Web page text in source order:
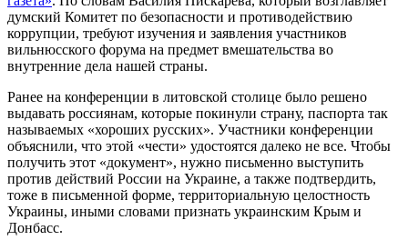
думский Комитет по безопасности и противодействию
коррупции, требуют изучения и заявления участников
вильнюсского форума на предмет вмешательства во
внутренние дела нашей страны.
Ранее на конференции в литовской столице было решено
выдавать россиянам, которые покинули страну, паспорта так
называемых «хороших русских». Участники конференции
объяснили, что этой «чести» удостоятся далеко не все. Чтобы
получить этот «документ», нужно письменно выступить
против действий России на Украине, а также подтвердить,
тоже в письменной форме, территориальную целостность
Украины, иными словами признать украинским Крым и
Донбасс.